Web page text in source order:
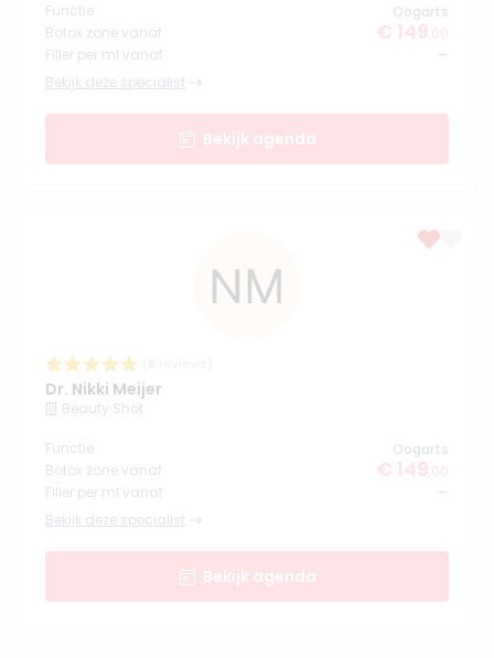
Functie
Oogarts
Botox zone vanaf
€ 149 ,00
Filler per ml vanaf
-
Bekijk deze specialist
Bekijk agenda
Dr. Nikki Meijer
Beauty Shot
Functie
Oogarts
Botox zone vanaf
€ 149 ,00
Filler per ml vanaf
-
Bekijk deze specialist
Bekijk agenda